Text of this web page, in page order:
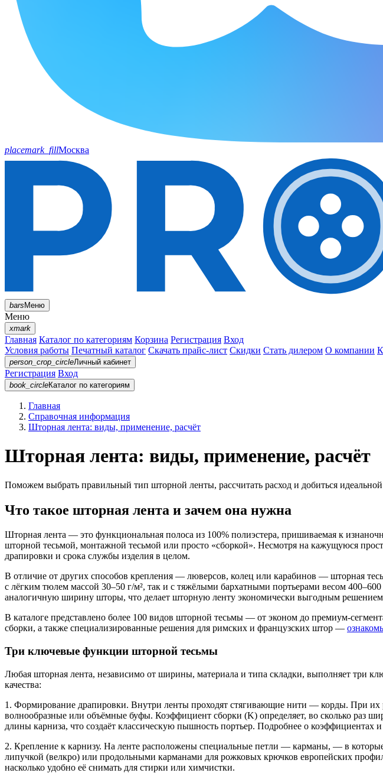
placemark_fillМосква
barsМеню
Меню
xmark
Главная Каталог по категориям Корзина Регистрация Вход
Условия работы Печатный каталог Скачать прайс-лист Скидки Стать дилером О компании
person_crop_circleЛичный кабинет
Регистрация Вход
book_circleКаталог по категориям
Главная
Справочная информация
Шторная лента: виды, применение, расчёт
Шторная лента: виды, применение, расчёт
Поможем выбрать правильный тип шторной ленты, рассчитать расход и добиться
Что такое шторная лента и зачем она нужна
Шторная лента — это функциональная полоса из 100% полиэстера, пришиваемая к
шторной тесьмой, монтажной тесьмой или просто «сборкой». Несмотря на кажущуюся
драпировки и срока службы изделия в целом.
В отличие от других способов крепления — люверсов, колец или карабинов — шторная
с лёгким тюлем массой 30–50 г/м², так и с тяжёлыми бархатными портьерами весом
аналогичную ширину шторы, что делает шторную ленту экономически выгодным
В каталоге представлено более 100 видов шторной тесьмы — от эконом до премиум-
сборки, а также специализированные решения для римских и французских штор —
Три ключевые функции шторной тесьмы
Любая шторная лента, независимо от ширины, материала и типа складки, выполняет три
качества:
1. Формирование драпировки. Внутри ленты проходят стягивающие нити — корды. При их
волнообразные или объёмные буфы. Коэффициент сборки (K) определяет, во сколько раз
длины карниза, что создаёт классическую пышность портьер. Подробнее о коэффициентах
2. Крепление к карнизу. На ленте расположены специальные петли — карманы, — в
липучкой (велкро) или продольными карманами для рожковых крючков европейских
насколько удобно её снимать для стирки или химчистки.